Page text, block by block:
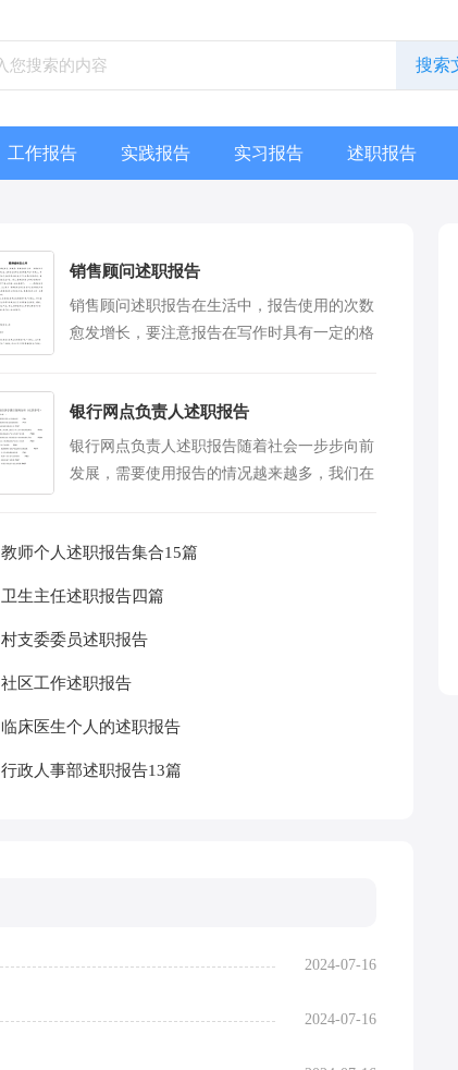
工作报告 实践报告 实习报告 述职报告
销售顾问述职报告
销售顾问述职报告在生活中，报告使用的次数
愈发增长，要注意报告在写作时具有一定的格
银行网点负责人述职报告
银行网点负责人述职报告随着社会一步步向前
发展，需要使用报告的情况越来越多，我们在
教师个人述职报告集合15篇
卫生主任述职报告四篇
村支委委员述职报告
社区工作述职报告
临床医生个人的述职报告
行政人事部述职报告13篇
2024-07-16
2024-07-16